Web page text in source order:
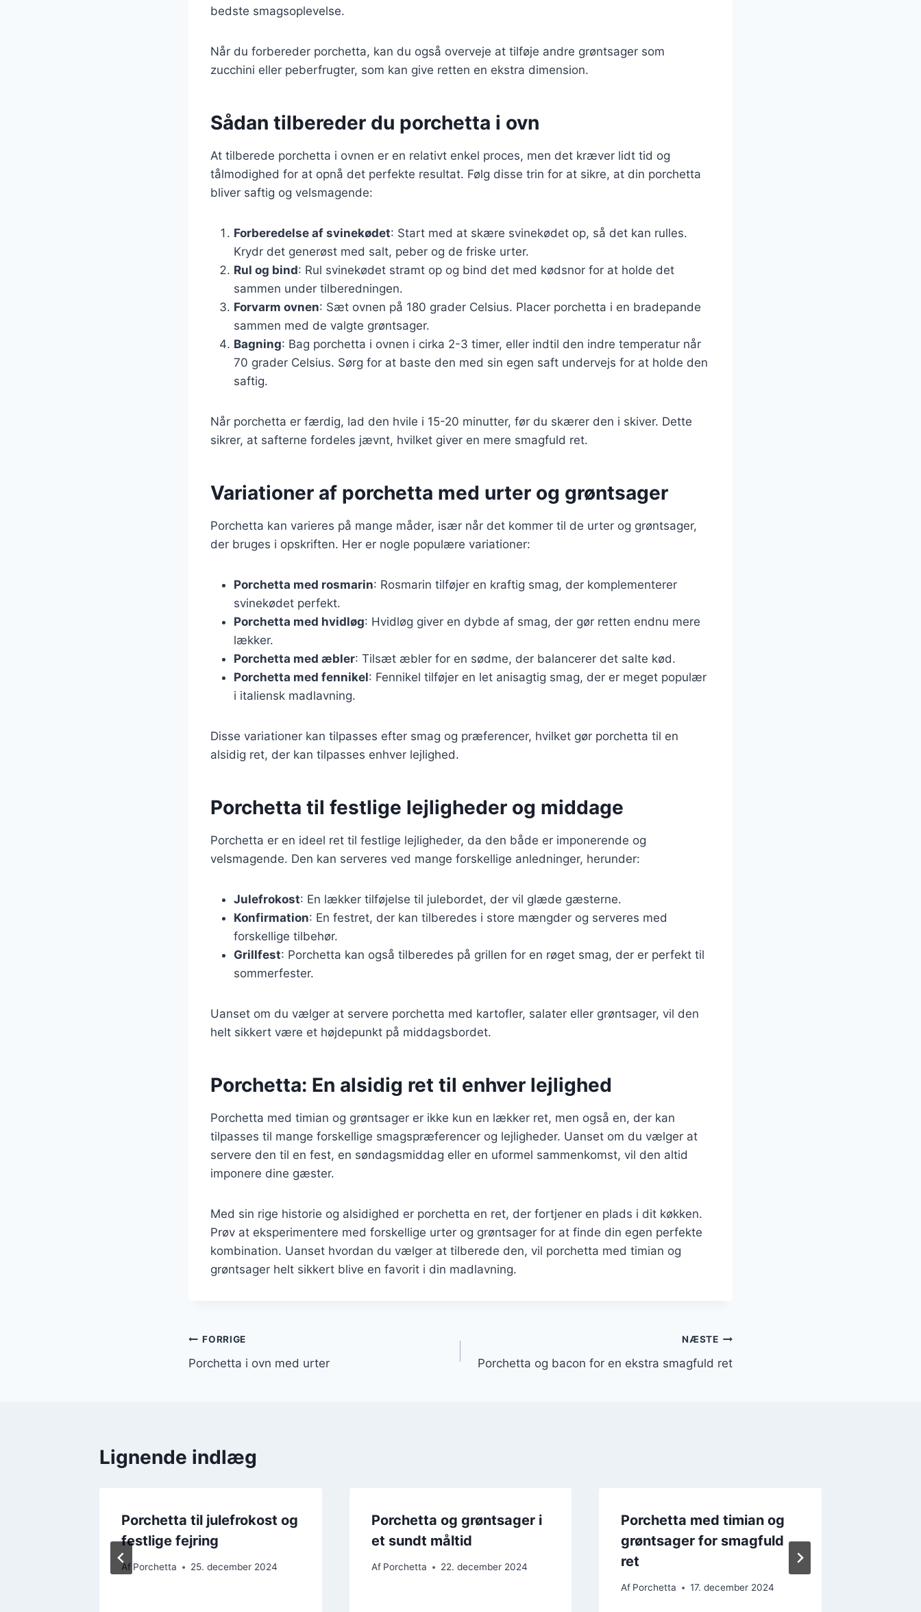
bedste smagsoplevelse.
Når du forbereder porchetta, kan du også overveje at tilføje andre grøntsager som
zucchini eller peberfrugter, som kan give retten en ekstra dimension.
Sådan tilbereder du porchetta i ovn
At tilberede porchetta i ovnen er en relativt enkel proces, men det kræver lidt tid og
tålmodighed for at opnå det perfekte resultat. Følg disse trin for at sikre, at din porchetta
bliver saftig og velsmagende:
Forberedelse af svinekødet: Start med at skære svinekødet op, så det kan rulles.
Krydr det generøst med salt, peber og de friske urter.
Rul og bind: Rul svinekødet stramt op og bind det med kødsnor for at holde det
sammen under tilberedningen.
Forvarm ovnen: Sæt ovnen på 180 grader Celsius. Placer porchetta i en bradepande
sammen med de valgte grøntsager.
Bagning: Bag porchetta i ovnen i cirka 2-3 timer, eller indtil den indre temperatur når
70 grader Celsius. Sørg for at baste den med sin egen saft undervejs for at holde den
saftig.
Når porchetta er færdig, lad den hvile i 15-20 minutter, før du skærer den i skiver. Dette
sikrer, at safterne fordeles jævnt, hvilket giver en mere smagfuld ret.
Variationer af porchetta med urter og grøntsager
Porchetta kan varieres på mange måder, især når det kommer til de urter og grøntsager,
der bruges i opskriften. Her er nogle populære variationer:
Porchetta med rosmarin: Rosmarin tilføjer en kraftig smag, der komplementerer
svinekødet perfekt.
Porchetta med hvidløg: Hvidløg giver en dybde af smag, der gør retten endnu mere
lækker.
Porchetta med æbler: Tilsæt æbler for en sødme, der balancerer det salte kød.
Porchetta med fennikel: Fennikel tilføjer en let anisagtig smag, der er meget populær
i italiensk madlavning.
Disse variationer kan tilpasses efter smag og præferencer, hvilket gør porchetta til en
alsidig ret, der kan tilpasses enhver lejlighed.
Porchetta til festlige lejligheder og middage
Porchetta er en ideel ret til festlige lejligheder, da den både er imponerende og
velsmagende. Den kan serveres ved mange forskellige anledninger, herunder:
Julefrokost: En lækker tilføjelse til julebordet, der vil glæde gæsterne.
Konfirmation: En festret, der kan tilberedes i store mængder og serveres med
forskellige tilbehør.
Grillfest: Porchetta kan også tilberedes på grillen for en røget smag, der er perfekt til
sommerfester.
Uanset om du vælger at servere porchetta med kartofler, salater eller grøntsager, vil den
helt sikkert være et højdepunkt på middagsbordet.
Porchetta: En alsidig ret til enhver lejlighed
Porchetta med timian og grøntsager er ikke kun en lækker ret, men også en, der kan
tilpasses til mange forskellige smagspræferencer og lejligheder. Uanset om du vælger at
servere den til en fest, en søndagsmiddag eller en uformel sammenkomst, vil den altid
imponere dine gæster.
Med sin rige historie og alsidighed er porchetta en ret, der fortjener en plads i dit køkken.
Prøv at eksperimentere med forskellige urter og grøntsager for at finde din egen perfekte
kombination. Uanset hvordan du vælger at tilberede den, vil porchetta med timian og
grøntsager helt sikkert blive en favorit i din madlavning.
Indlægsnavigation
FORRIGE
Porchetta i ovn med urter
NÆSTE
Porchetta og bacon for en ekstra smagfuld ret
Lignende indlæg
Porchetta til julefrokost og
festlige fejring
Af Porchetta 25. december 2024
Porchetta og grøntsager i
et sundt måltid
Af Porchetta 22. december 2024
Porchetta med timian og
grøntsager for smagfuld
ret
Af Porchetta 17. december 2024